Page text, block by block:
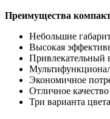
Преимущества
Небольшие
Высокая
Привлекательный
Экономичное
Отличное
Три варианта